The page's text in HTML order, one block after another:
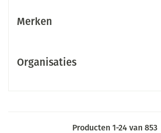
Merken
Organisaties
Producten 1-24 van 853